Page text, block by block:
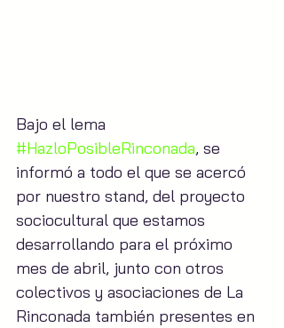
Bajo el lema
#HazloPosibleRinconada, se
informó a todo el que se acercó
por nuestro stand, del proyecto
sociocultural que estamos
desarrollando para el próximo
mes de abril, junto con otros
colectivos y asociaciones de La
Rinconada también presentes en